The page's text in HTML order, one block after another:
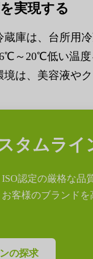
実現する
庫は、台所用
～20℃低い温
は、美容液や
タムラ
認定の厳格な
客様のブランド
の探求